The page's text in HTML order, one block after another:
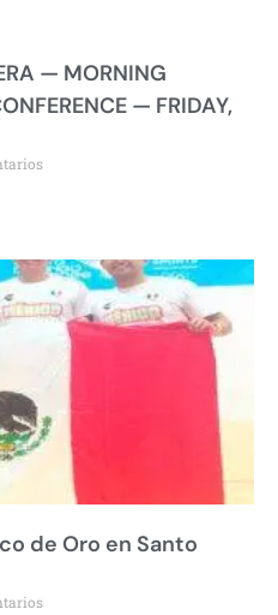
— MORNING
— FRIDAY,
de Oro en Santo